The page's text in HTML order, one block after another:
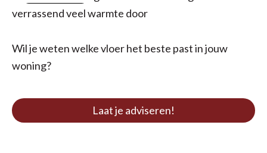
verrassend veel warmte door
Wil je weten welke vloer het beste past in jouw
woning?
Laat je adviseren!